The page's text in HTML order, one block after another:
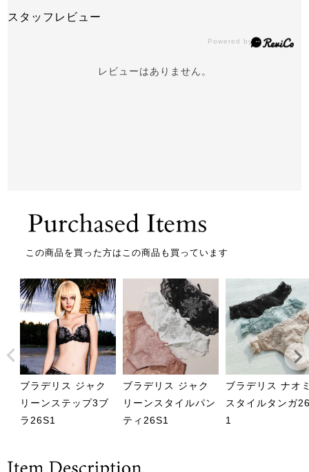
スタッフレビュー
レビューはありません。
この商品を買った方はこの商品も買っています
ブラデリス ジャク
リーンステップ3ブ
ラ26S1
ブラデリス ジャク
リーンスタイルパン
ティ26S1
ブラデリス ナオ
スタイルタンガ
1